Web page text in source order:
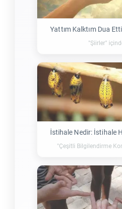
Yattım Kalktım Dua
"Şiirler"
İstihale Nedir: İstihale
"Çeşitli Bilgilendirme